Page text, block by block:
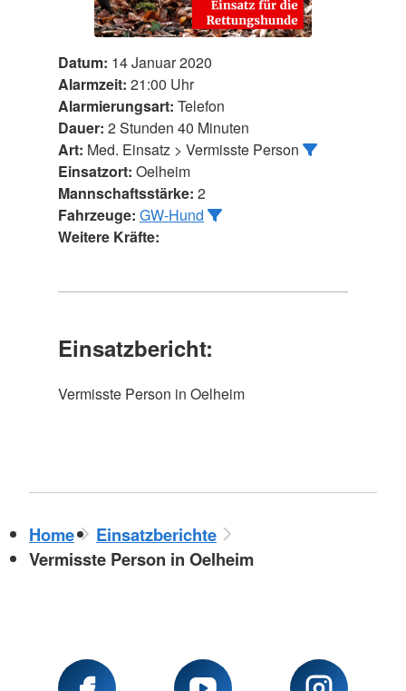
Datum: 14 Januar 2020
Alarmzeit: 21:00 Uhr
Alarmierungsart: Telefon
Dauer: 2 Stunden 40 Minuten
Art: Med. Einsatz > Vermisste Person
Einsatzort: Oelheim
Mannschaftsstärke: 2
Fahrzeuge: GW-Hund
Weitere Kräfte:
Einsatzbericht:
Vermisste Person in Oelheim
Home
Einsatzberichte
Vermisste Person in Oelheim